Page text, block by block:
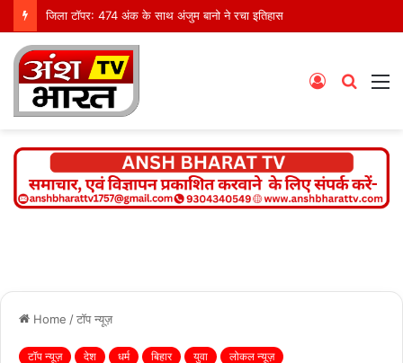
जिला टॉपर: 474 अंक के साथ अंजुम बानो ने रचा इतिहास
Search
Log
Home /टॉप न्यूज़
टॉप न्यूज़ देश धर्म बिहार युवा लोकल न्यूज़